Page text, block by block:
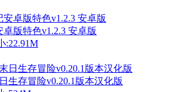
版特色v1.2.3 安卓版
:22.91M
生存冒险v0.20.1版本汉化版